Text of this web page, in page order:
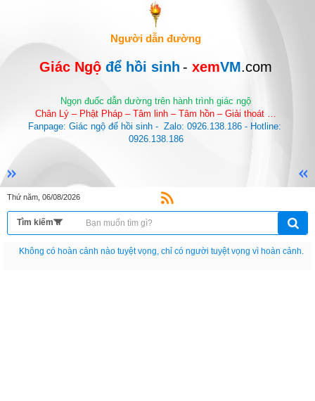
Người dẫn đường
Giác Ngộ để hồi sinh - xemVM.com
Ngọn đuốc dẫn dường trên hành trình giác ngộ
Chân Lý – Phật Pháp – Tâm linh – Tâm hồn – Giải thoát …
Fanpage: Giác ngộ để hồi sinh -  Zalo: 0926.138.186 - Hotline:
0926.138.186
Thứ năm, 06/08/2026
Không có hoàn cảnh nào tuyệt vọng, chỉ có người tuyệt vọng vì hoàn cảnh.